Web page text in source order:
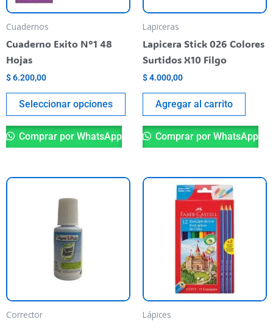
Cuadernos
Cuaderno Exito N°1 48
Hojas
$6.200,00
Seleccionar opciones
se
pueden
elegir
producto
Comprar por WhatsApp
Lapiceras
Lapicera Stick 026 Colores
Surtidos X10 Filgo
$4.000,00
Agregar al carrito
Comprar por WhatsApp
Corrector Lápices